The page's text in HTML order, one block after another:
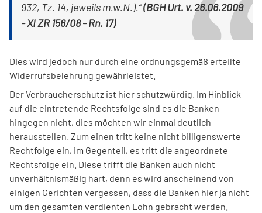
932, Tz. 14, jeweils m.w.N.).“(BGH Urt. v. 26.06.2009
- XI ZR 156/08 - Rn. 17)
Dies wird jedoch nur durch eine ordnungsgemäß erteilte
Widerrufsbelehrung gewährleistet.
Der Verbraucherschutz ist hier schutzwürdig. Im Hinblick
auf die eintretende Rechtsfolge sind es die Banken
hingegen nicht, dies möchten wir einmal deutlich
herausstellen. Zum einen tritt keine nicht billigenswerte
Rechtfolge ein, im Gegenteil, es tritt die angeordnete
Rechtsfolge ein. Diese trifft die Banken auch nicht
unverhältnismäßig hart, denn es wird anscheinend von
einigen Gerichten vergessen, dass die Banken hier ja nicht
um den gesamten verdienten Lohn gebracht werden.